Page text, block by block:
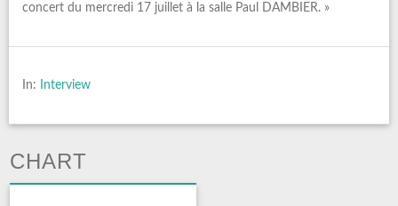
concert du mercredi 17 juillet à la salle Paul DAMBIER. »
In: Interview
CHART